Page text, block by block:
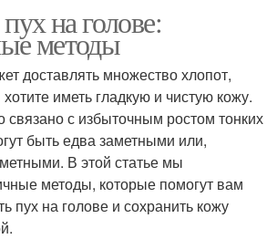
на голове:
методы
доставлять множество хлопот,
иметь гладкую и чистую кожу.
связано с избыточным ростом тонких
быть едва заметными или,
В этой статье мы
методы, которые помогут вам
пух на голове и сохранить кожу